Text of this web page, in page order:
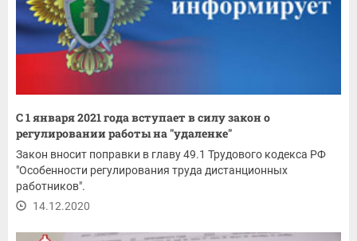
С 1 января 2021 года вступает в силу закон о
регулировании работы на "удаленке"
Закон вносит поправки в главу 49.1 Трудового кодекса РФ
"Особенности регулирования труда дистанционных
работников".
14.12.2020